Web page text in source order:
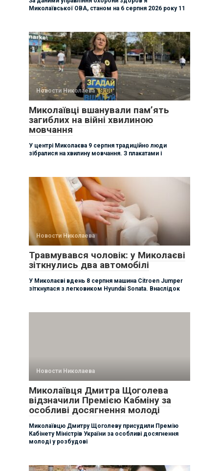
Миколаївської ОВА, станом на 6 серпня 2026 року 11
Новости Николаева
Миколаївці вшанували памʼять
загиблих на війні хвилиною
мовчання
У центрі Миколаєва 9 серпня традиційно люди
зібралися на хвилину мовчання. З плакатами і
Новости Николаева
Травмувався чоловік: у Миколаєві
зіткнулись два автомобілі
У Миколаєві вдень 8 серпня машина Citroen Jumper
зіткнулася з легковиком Hyundai Sonata. Внаслідок
Новости Николаева
Миколаївця Дмитра Щоголева
відзначили Премією Кабміну за
особливі досягнення молоді
Миколаївцю Дмитру Щоголеву присудили Премію
Кабінету Міністрів України за особливі досягнення
молоді у розбудові